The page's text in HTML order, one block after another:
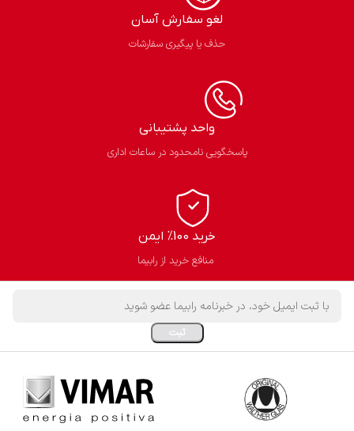
لغو سفارش آسان​
حذف یا پیگیری سفارشات
واحد پشتیبانی
پاسخگویی نامحدود در ساعات اداری
خرید 100% ایمن
منافع خرید از رابیما